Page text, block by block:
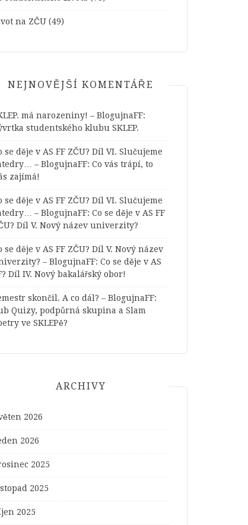
na ZČU (49)
NEJNOVĚJŠÍ KOMENTÁŘE
má narozeniny! – BlogujnaFF:
studentského klubu SKLEP.
se děje v AS FF ZČU? Díl VI. Slučujeme
– BlogujnaFF: Co vás trápí, to
zajímá!
se děje v AS FF ZČU? Díl VI. Slučujeme
– BlogujnaFF: Co se děje v AS FF
Díl V. Nový název univerzity?
se děje v AS FF ZČU? Díl V. Nový název
– BlogujnaFF: Co se děje v AS
Díl IV. Nový bakalářský obor!
skončil. A co dál? – BlogujnaFF:
Quizy, podpůrná skupina a Slam
ve SKLEPě?
ARCHIVY
2026
2026
2025
2025
2025